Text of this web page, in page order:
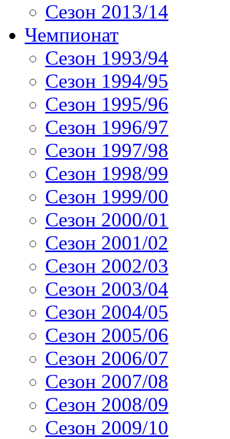
Сезон 2013/14
Чемпионат
Сезон 1993/94
Сезон 1994/95
Сезон 1995/96
Сезон 1996/97
Сезон 1997/98
Сезон 1998/99
Сезон 1999/00
Сезон 2000/01
Сезон 2001/02
Сезон 2002/03
Сезон 2003/04
Сезон 2004/05
Сезон 2005/06
Сезон 2006/07
Сезон 2007/08
Сезон 2008/09
Сезон 2009/10